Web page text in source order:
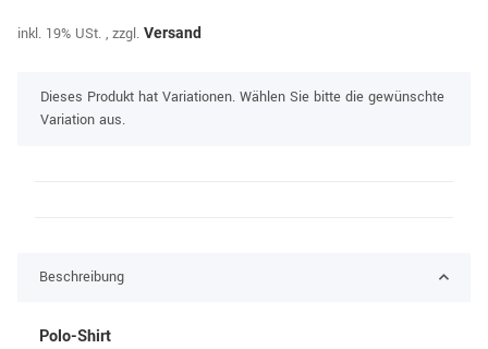
inkl. 19% USt. , zzgl. Versand
xDieses Produkt hat Variationen. Wählen Sie bitte die gewünschte
Variation aus.
Beschreibung
Polo-Shirt